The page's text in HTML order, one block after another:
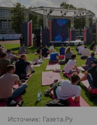
Источник: Газета.Ру